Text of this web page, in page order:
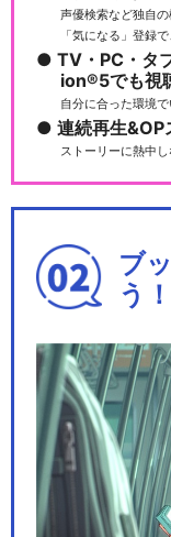
声優検索など独自
「気になる」登録
TV・PC・タ
ion®5でも視
自分に合った環境
連続再生&OP
ストーリーに熱中
ブ
う！